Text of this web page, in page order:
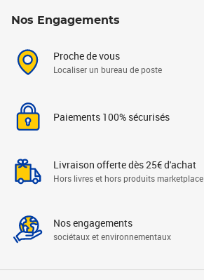
Nos Engagements
Proche de vous
Localiser un bureau de poste
Paiements 100% sécurisés
Livraison offerte dès 25€ d'achat
Hors livres et hors produits marketplace
Nos engagements
sociétaux et environnementaux